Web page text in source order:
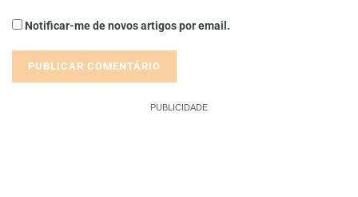
Notificar-me de novos artigos por email.
PUBLICIDADE